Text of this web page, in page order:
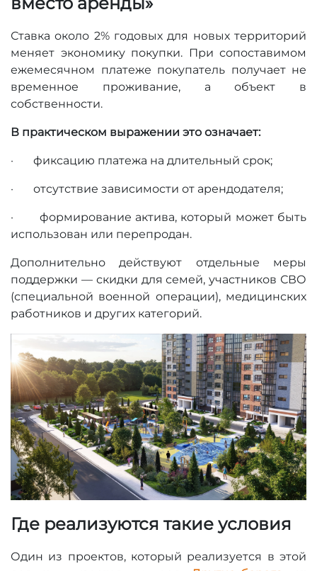
Ставка около 2% годовых для новых территорий
меняет экономику покупки. При сопоставимом
ежемесячном платеже покупатель получает не
временное проживание, а объект в
собственности.
В практическом выражении это означает:
· фиксацию платежа на длительный срок;
· отсутствие зависимости от арендодателя;
· формирование актива, который может быть
использован или перепродан.
Дополнительно действуют отдельные меры
поддержки — скидки для семей, участников СВО
(специальной военной операции), медицинских
работников и других категорий.
Где реализуются такие условия
Один из проектов, который реализуется в этой